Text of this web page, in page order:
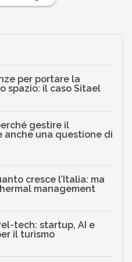
per portare la
spazio: il caso Sitael
gestire il
anche una questione di
cresce l’Italia: ma
management
tech: startup, AI e
il turismo